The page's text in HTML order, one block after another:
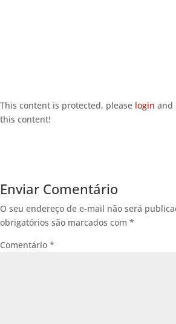
This content is protected, please login and
this content!
Enviar Comentário
O seu endereço de e-mail não será
obrigatórios são marcados com *
Comentário *